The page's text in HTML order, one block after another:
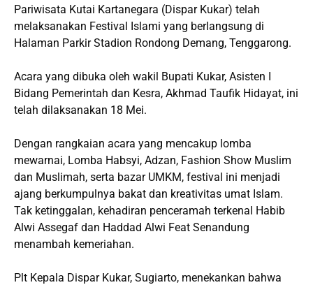
Pariwisata Kutai Kartanegara (Dispar Kukar) telah
melaksanakan Festival Islami yang berlangsung di
Halaman Parkir Stadion Rondong Demang, Tenggarong.
Acara yang dibuka oleh wakil Bupati Kukar, Asisten I
Bidang Pemerintah dan Kesra, Akhmad Taufik Hidayat, ini
telah dilaksanakan 18 Mei.
Dengan rangkaian acara yang mencakup lomba
mewarnai, Lomba Habsyi, Adzan, Fashion Show Muslim
dan Muslimah, serta bazar UMKM, festival ini menjadi
ajang berkumpulnya bakat dan kreativitas umat Islam.
Tak ketinggalan, kehadiran penceramah terkenal Habib
Alwi Assegaf dan Haddad Alwi Feat Senandung
menambah kemeriahan.
Plt Kepala Dispar Kukar, Sugiarto, menekankan bahwa